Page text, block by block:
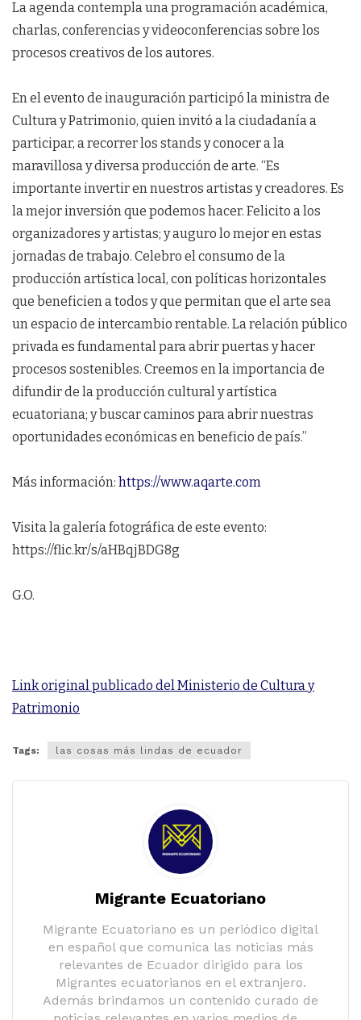
La agenda contempla una programación académica,
charlas, conferencias y videoconferencias sobre los
procesos creativos de los autores.
En el evento de inauguración participó la ministra de
Cultura y Patrimonio, quien invitó a la ciudadanía a
participar, a recorrer los stands y conocer a la
maravillosa y diversa producción de arte. “Es
importante invertir en nuestros artistas y creadores. Es
la mejor inversión que podemos hacer. Felicito a los
organizadores y artistas; y auguro lo mejor en estas
jornadas de trabajo. Celebro el consumo de la
producción artística local, con políticas horizontales
que beneficien a todos y que permitan que el arte sea
un espacio de intercambio rentable. La relación público
privada es fundamental para abrir puertas y hacer
procesos sostenibles. Creemos en la importancia de
difundir de la producción cultural y artística
ecuatoriana; y buscar caminos para abrir nuestras
oportunidades económicas en beneficio de país.”
Más información: https://www.aqarte.com
Visita la galería fotográfica de este evento:
https://flic.kr/s/aHBqjBDG8g
G.O.
Link original publicado del Ministerio de Cultura y
Patrimonio
Tags: las cosas más lindas de ecuador
Migrante Ecuatoriano
Migrante Ecuatoriano es un periódico digital
en español que comunica las noticias más
relevantes de Ecuador dirigido para los
Migrantes ecuatorianos en el extranjero.
Además brindamos un contenido curado de